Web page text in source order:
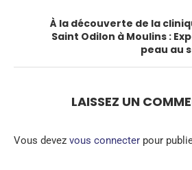
À la découverte de la
Saint Odilon à Moulins :
peau au
LAISSEZ UN
Vous devez vous connecter pour